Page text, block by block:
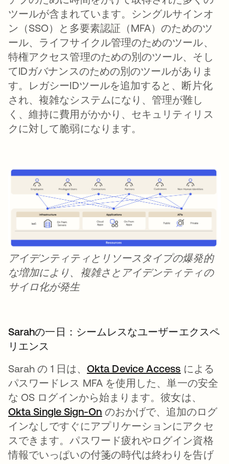
ツールが含まれています。シングルサインオ
ン（SSO）と多要素認証（MFA）のためのツ
ール、ライフサイクル管理のためのツール、
特権アクセス管理のための別のツール、そし
てIDガバナンスのための別のツールがありま
す。レガシーIDツールを追加すると、断片化
され、複雑なシステムになり、管理が難し
く、維持に費用がかかり、セキュリティリス
クに対して脆弱になります。
アイデンティティとリソースタイプの爆発的
な増加により、複雑さとアイデンティティの
サイロ化が発生
Sarahの一日：シームレスなユーザーエクスペ
リエンス
Sarah の 1 日は、Okta Device Access 新しいタ
による
パスワードレス MFA を使用した、単一の安全
な OS ログインから始まります。彼女は、
Okta Single Sign-On 新しいタブで開く
のおかげで、追加のログ
インなしですぐにアプリケーションにアクセ
スできます。パスワード疲れやログイン資格
情報でいっぱいの付箋の時代は終わりを告げ